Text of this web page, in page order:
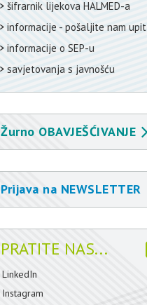
šifrarnik lijekova HALMED-a
informacije - pošaljite nam upit
informacije o SEP-u
savjetovanja s javnošću
Žurno OBAVJEŠĆIVANJE
Prijava na NEWSLETTER
PRATITE NAS...
LinkedIn
Instagram